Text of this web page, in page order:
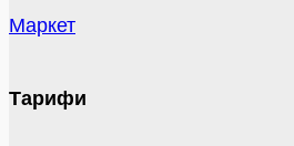
Маркет
Тарифи